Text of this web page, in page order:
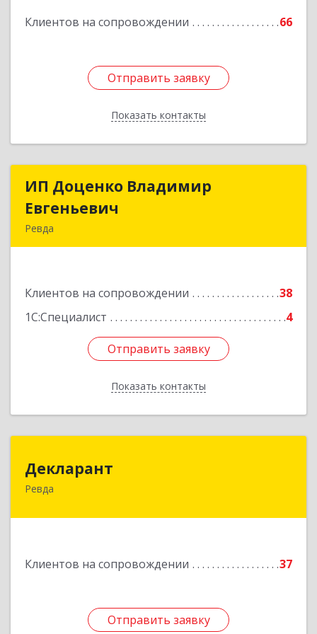
Клиентов на сопровождении 66
Отправить заявку
Показать контакты
Отправить заявку
Назад
ИП Доценко Владимир
Евгеньевич
Ревда
Клиентов на сопровождении
38
1С:Специалист
4
Отправить заявку
Показать контакты
ИП Доценко Владимир
Подробнее
Отправить заявку
Назад
Декларант
Ревда
Клиентов на сопровождении 37
Отправить заявку
623280, Свердловская обл, Ревда г, Азина ул,
Отправить заявку